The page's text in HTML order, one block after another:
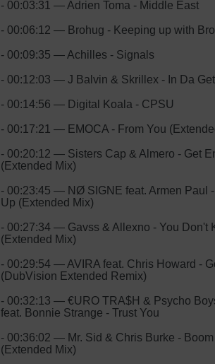
- 00:03:31 — Adrien Toma - Middle East
- 00:06:12 — Brohug - Keeping up with
- 00:09:35 — Achilles - Signals
- 00:12:03 — J Balvin & Skrillex - In Da
- 00:14:56 — Digital Koala - CPSU
- 00:17:21 — EMOCA - From You
- 00:20:12 — Sisters Cap & Almero - Get
(Extended Mix)
- 00:23:45 — NØ SIGNE feat. Armen Paul
Up (Extended Mix)
- 00:27:34 — Gavss & Allexno - You Don't
(Extended Mix)
- 00:29:54 — AVIRA feat. Chris Howard -
(DubVision Extended Remix)
- 00:32:13 — €URO TRA$H & Psycho
feat. Bonnie Strange - Trust You
- 00:36:02 — Mr. Sid & Chris Burke - Boom
(Extended Mix)